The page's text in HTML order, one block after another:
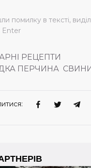
помилку в тексті,
Enter
РЕЦЕПТИ
ПЕРЧИНА